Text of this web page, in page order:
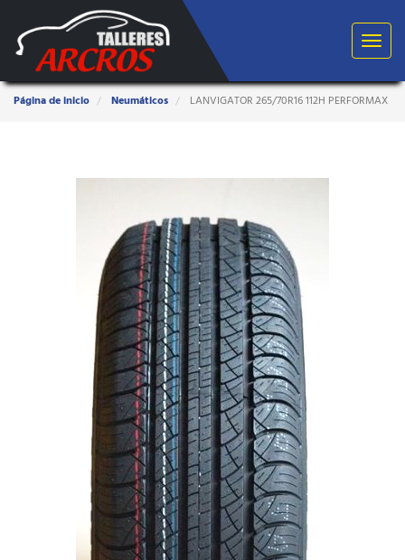
Toggle
Estas
aquí:
Página de inicio Neumáticos LANVIGATOR 265/70R16 112H PERFORMAX